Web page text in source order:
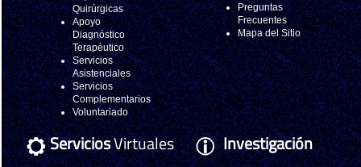
Quirúrgicas
Apoyo
Diagnóstico
Terapéutico
Servicios
Asistenciales
Servicios
Complementarios
Voluntariado
Preguntas
Frecuentes
Mapa del Sitio
ServiciosVirtuales Investigación